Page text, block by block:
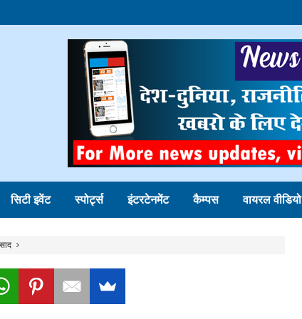
सिटी इवेंट स्पोर्ट्स इंटरटेनमेंट कैम्पस वायरल वीडियो